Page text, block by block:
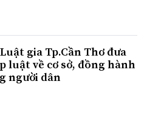
gia Tp.Cần Thơ đưa
luật về cơ sở, đồng hành
người dân